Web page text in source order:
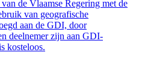
de Vlaamse Regering met de
van geografische
aan de GDI, door
deelnemer zijn aan GDI-
kosteloos.